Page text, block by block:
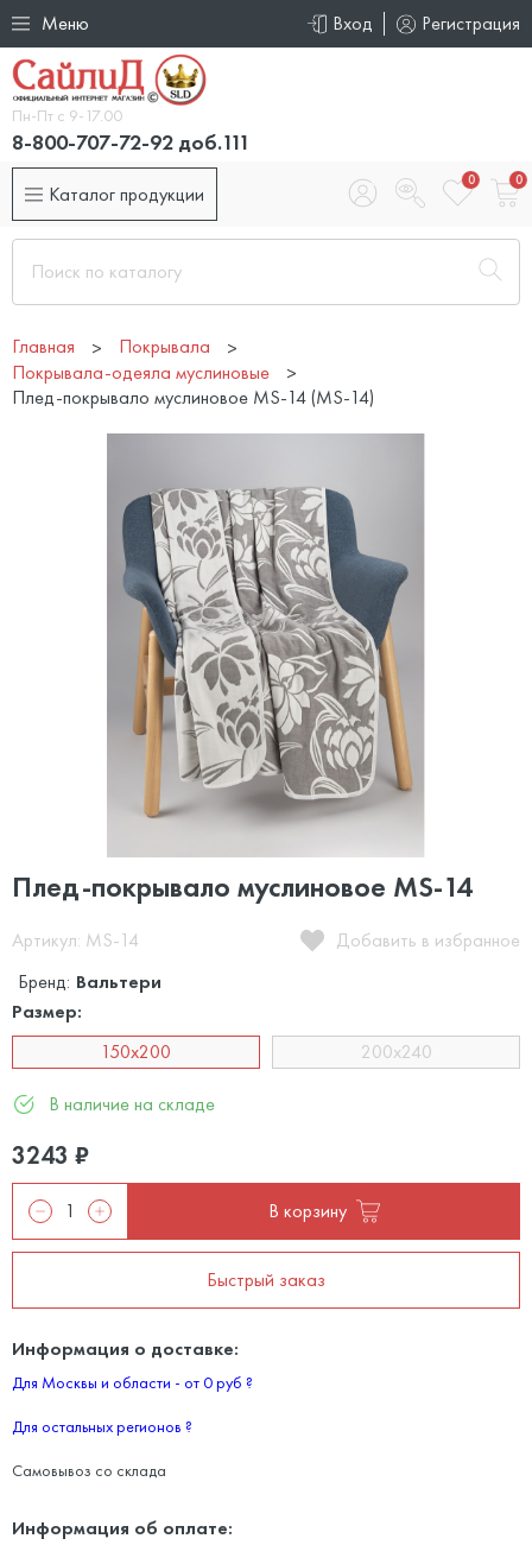
Меню Вход Регистрация
Пн-Пт с 9-17.00
8-800-707-72-92 доб.111
Каталог продукции
0 0
Главная
Покрывала
Покрывала-одеяла муслиновые
Плед-покрывало муслиновое MS-14 (MS-14)
Плед-покрывало муслиновое MS-14
Артикул: MS-14
Добавить в избранное
Бренд: Вальтери
Размер:
150х200
200х240
В наличие на складе
3243 ₽
В корзину
Быстрый заказ
Информация о доставке:
Для Москвы и области - от 0 руб ?
Для остальных регионов ?
Самовывоз со склада
Информация об оплате: